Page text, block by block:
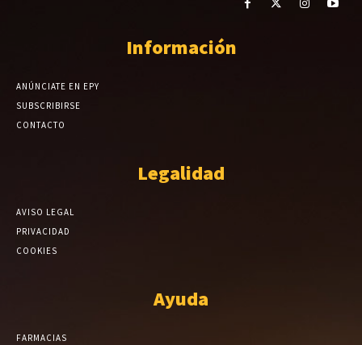
Información
ANÚNCIATE EN EPY
SUBSCRIBIRSE
CONTACTO
Legalidad
AVISO LEGAL
PRIVACIDAD
COOKIES
Ayuda
FARMACIAS